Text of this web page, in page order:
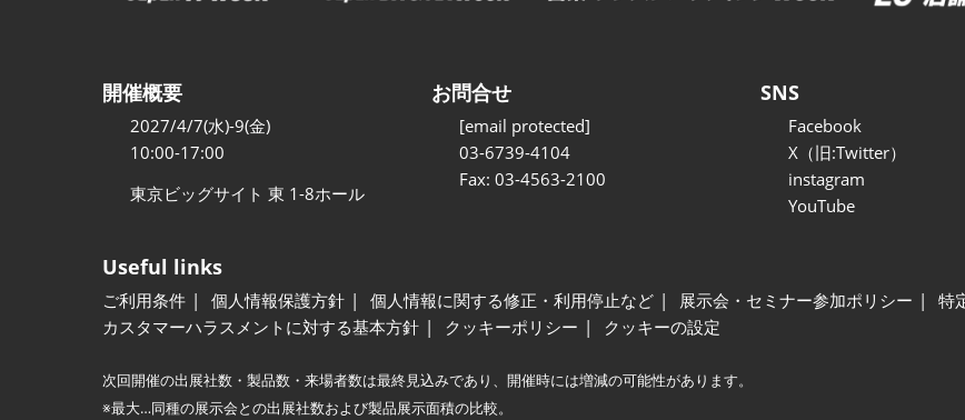
開催概要
2027/4/7(水)-9(金)
10:00-17:00
東京ビッグサイト 東 1-8ホール
お問合せ
[email protected]
03-6739-4104
Fax: 03-4563-2100
SNS
Facebook
X（旧:Twitter）
instagram
YouTube
Useful links
ご利用条件 個人情報保護方針 個人情報に関する修正・利用停止など 展示会・セミナー参加ポリシー
特
カスタマーハラスメントに対する基本方針
クッキーポリシー クッキーの設定
次回開催の出展社数・製品数・来場者数は最終見込みであり、開催時には増減の可能性があります。
※最大…同種の展示会との出展社数および製品展示面積の比較。